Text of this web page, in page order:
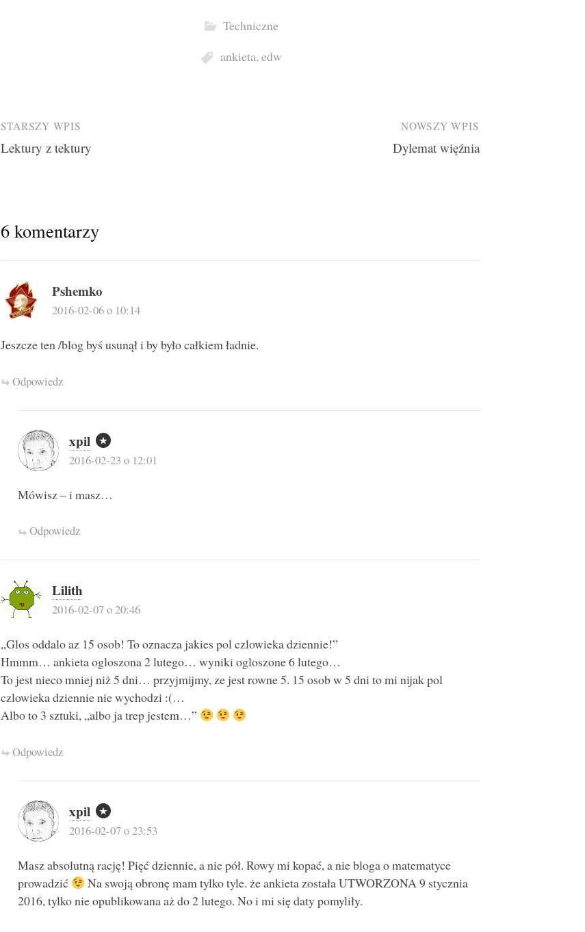
Techniczne
ankieta,edw
Post
navigation
STARSZY WPIS
Lektury z tektury
NOWSZY WPIS
Dylemat więźnia
6 komentarzy
Pshemko
2016-02-06 o 10:14
Jeszcze ten /blog byś usunął i by było całkiem ładnie.
Odpowiedz
xpil
2016-02-23 o 12:01
Mówisz – i masz…
Odpowiedz
Lilith
2016-02-07 o 20:46
„Glos oddalo az 15 osob! To oznacza jakies pol czlowieka dziennie!”
Hmmm… ankieta ogloszona 2 lutego… wyniki ogloszone 6 lutego…
To jest nieco mniej niż 5 dni… przyjmijmy, ze jest rowne 5. 15 osob w 5 dni to mi nijak pol
czlowieka dziennie nie wychodzi :(…
Albo to 3 sztuki, „albo ja trep jestem…”
Odpowiedz
xpil
2016-02-07 o 23:53
Masz absolutną rację! Pięć dziennie, a nie pół. Rowy mi kopać, a nie bloga o matematyce
prowadzić
Na swoją obronę mam tylko tyle. że ankieta została UTWORZONA 9 stycznia
2016, tylko nie opublikowana aż do 2 lutego. No i mi się daty pomyliły.